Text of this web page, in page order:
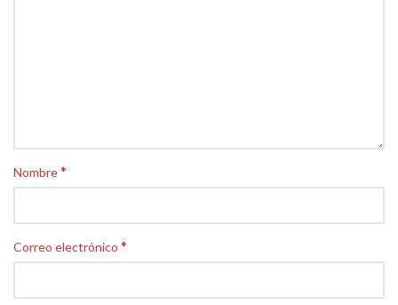
Nombre*
Correo electrónico *